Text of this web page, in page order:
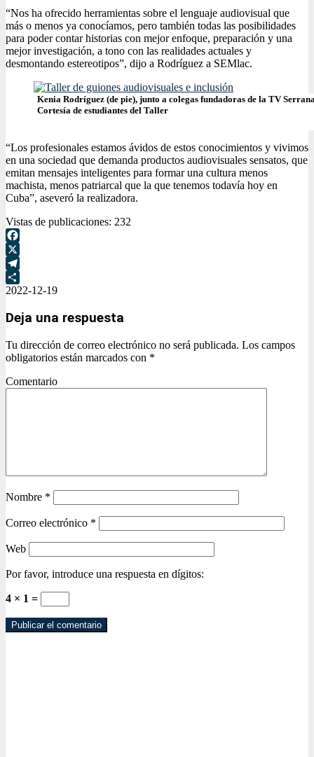
“Nos ha ofrecido herramientas sobre el lenguaje audiovisual que
más o menos ya conocíamos, pero también todas las posibilidades
para poder contar historias con mejor enfoque, preparación y una
mejor investigación, a tono con las realidades actuales y
desmontando estereotipos”, dijo a Rodríguez a SEMlac.
Kenia Rodríguez (de pie), junto a colegas fundadoras de la TV
Cortesía de estudiantes del Taller
“Los profesionales estamos ávidos de estos conocimientos y vivimos
en una sociedad que demanda productos audiovisuales sensatos, que
emitan mensajes inteligentes para formar una cultura menos
machista, menos patriarcal que la que tenemos todavía hoy en
Cuba”, aseveró la realizadora.
Vistas de publicaciones: 232
Facebook
X
Telegram
Compartir
2022-12-19
Deja una respuesta
Tu dirección de correo electrónico no será publicada. Los campos
obligatorios están marcados con *
Comentario
Nombre *
Correo electrónico *
Web
Por favor, introduce una respuesta en dígitos:
4 × 1 =